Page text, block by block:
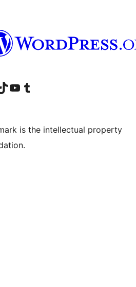
Facebookв Instagram
профил в LinkedIn
our TikTok account
Visit our YouTube channel
Visit our Tumblr account
is the intellectual property